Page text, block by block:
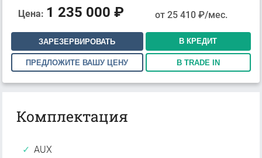
Цена: 1 235 000 ₽ от 25 410₽/мес.
ЗАРЕЗЕРВИРОВАТЬ В КРЕДИТ
ПРЕДЛОЖИТЕ ВАШУ ЦЕНУ В TRADE IN
Комплектация
AUX